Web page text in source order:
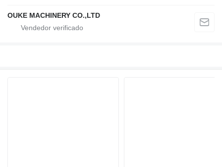
OUKE MACHINERY CO.,LTD